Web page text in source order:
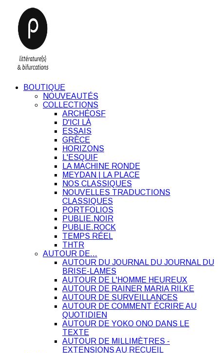
BOUTIQUE
NOUVEAUTÉS
COLLECTIONS
ARCHÉOSF
D'ICI LÀ
ESSAIS
GRÈCE
HORIZONS
L'ESQUIF
LA MACHINE RONDE
MEYDAN | LA PLACE
NOS CLASSIQUES
NOUVELLES TRADUCTIONS
CLASSIQUES
PORTFOLIOS
PUBLIE.NOIR
PUBLIE.ROCK
TEMPS RÉEL
THTR
AUTOUR DE…
AUTOUR DU JOURNAL DU JOURNAL DU
BRISE-LAMES
AUTOUR DE L'HOMME HEUREUX
AUTOUR DE RAINER MARIA RILKE
AUTOUR DE SURVEILLANCES
AUTOUR DE COMMENT ÉCRIRE AU
QUOTIDIEN
AUTOUR DE YOKO ONO DANS LE
TEXTE
AUTOUR DE MILLIMÈTRES -
EXTENSIONS AU RECUEIL